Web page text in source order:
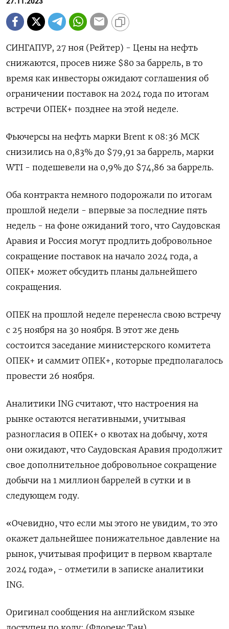
СИНГАПУР, 27 ноя (Рейтер) - Цены на нефть
снижаются, просев ниже $80 за баррель, в то
время как инвесторы ожидают соглашения об
ограничении поставок на 2024 года по итогам
встречи ОПЕК+ позднее на этой неделе.
Фьючерсы на нефть марки Brent к 08:36 МСК
снизились на 0,83% до $79,91 за баррель, марки
WTI - подешевели на 0,9% до $74,86 за баррель.
Оба контракта немного подорожали по итогам
прошлой недели - впервые за последние пять
недель - на фоне ожиданий того, что Саудовская
Аравия и Россия могут продлить добровольное
сокращение поставок на начало 2024 года, а
ОПЕК+ может обсудить планы дальнейшего
сокращения.
ОПЕК на прошлой неделе перенесла свою встречу
с 25 ноября на 30 ноября. В этот же день
состоится заседание министерского комитета
ОПЕК+ и саммит ОПЕК+, которые предполагалось
провести 26 ноября.
Аналитики ING считают, что настроения на
рынке остаются негативными, учитывая
разногласия в ОПЕК+ о квотах на добычу, хотя
они ожидают, что Саудовская Аравия продолжит
свое дополнительное добровольное сокращение
добычи на 1 миллион баррелей в сутки и в
следующем году.
«Очевидно, что если мы этого не увидим, то это
окажет дальнейшее понижательное давление на
рынок, учитывая профицит в первом квартале
2024 года», - отметили в записке аналитики
ING.
Оригинал сообщения на английском языке